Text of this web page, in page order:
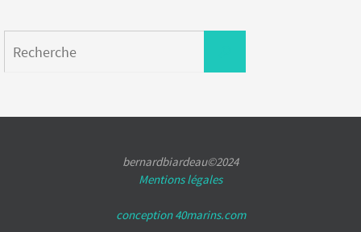
bernardbiardeau©2024
Mentions légales
conception 40marins.com